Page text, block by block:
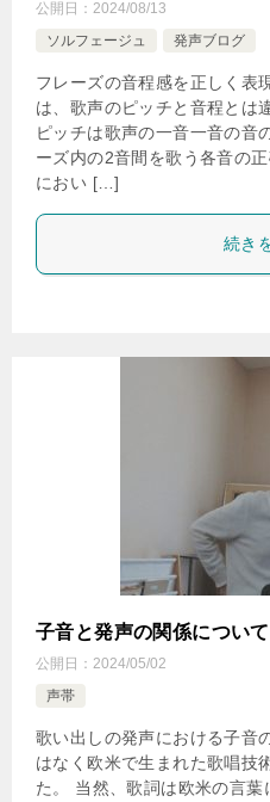
公開日： 2024/08/13
ソルフェージュ
発声ブログ
フレーズの音程感を正しく表
は、歌声のピッチと音程とは
ピッチは歌声の一音一音の音
ーズ内の2音間を歌う各音の
におい […]
続き
子音と発声の関係について
公開日： 2024/05/02
声帯
歌い出しの発声における子音
はなく欧米で生まれた歌唱技
た。 当然、歌詞は欧米の言